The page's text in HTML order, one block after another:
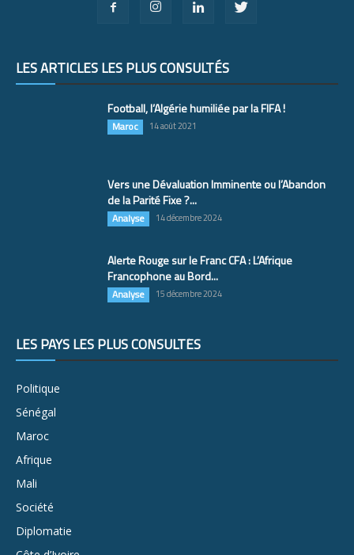
LES ARTICLES LES PLUS CONSULTÉS
Football, l’Algérie humiliée par la FIFA !
Maroc 14 août 2021
Vers une Dévaluation Imminente ou l’Abandon
de la Parité Fixe ?...
Analyse 14 décembre 2024
Alerte Rouge sur le Franc CFA : L’Afrique
Francophone au Bord...
Analyse 15 décembre 2024
LES PAYS LES PLUS CONSULTÉS
Politique
Sénégal
Maroc
Afrique
Mali
Société
Diplomatie